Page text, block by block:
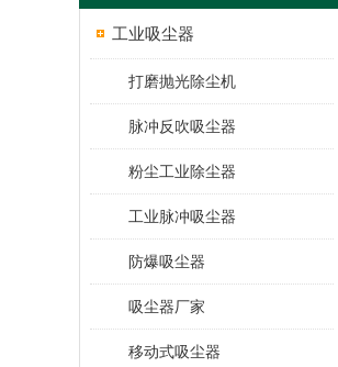
工业吸尘器
打磨抛光除尘机
脉冲反吹吸尘器
粉尘工业除尘器
工业脉冲吸尘器
防爆吸尘器
吸尘器厂家
移动式吸尘器